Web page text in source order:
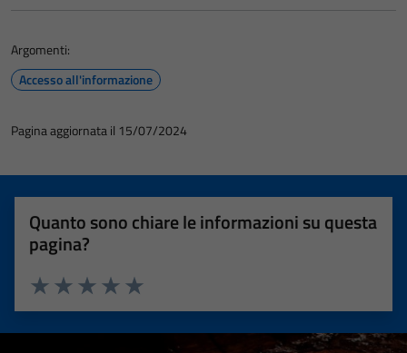
Argomenti:
Accesso all'informazione
Pagina aggiornata il 15/07/2024
Quanto sono chiare le informazioni su questa
pagina?
Valuta 5 stelle su 5
Valuta 4 stelle su 5
Valuta 3 stelle su 5
Valuta 2 stelle su 5
Valuta 1 stelle su 5